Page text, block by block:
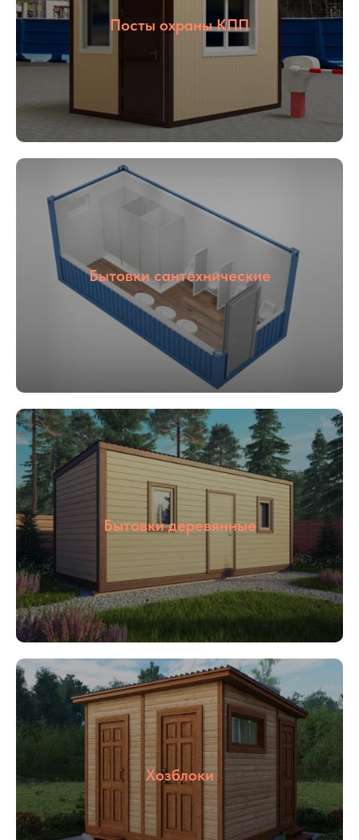
Посты охраны КПП
Бытовки сантехнические
Бытовки деревянные
Хозблоки
Опыт более
02
С НДС и без
04
Прямые
поставщики
05
Цены от
производителя
Наша компания ООО «БОКС МОДУЛЬ»
основана в 2018 году. Мы специализируемся
на строительстве быстровозводимым зданий
«под ключ», для разного назначения: офис
продаж, штаб строительства, общежитие,
магазин и тд. Так же наша компания
производит готовые переводные конструкции:
блок контейнеры, металлические бытовки,
сантехнические, посты охраны, КПП, бытовки
деревянные. Располагается наше производство
в Раменском районе, благодаря чему выгодное
территориальное расположение позволяет
осуществлять быструю доставку в любую
указанную точку.
Наше производство всегда открыто для
потенциальных клиентов и партнеров, Вы
можете всегда к нам приехать в гости,
убедиться в качестве материалов и взглянуть на